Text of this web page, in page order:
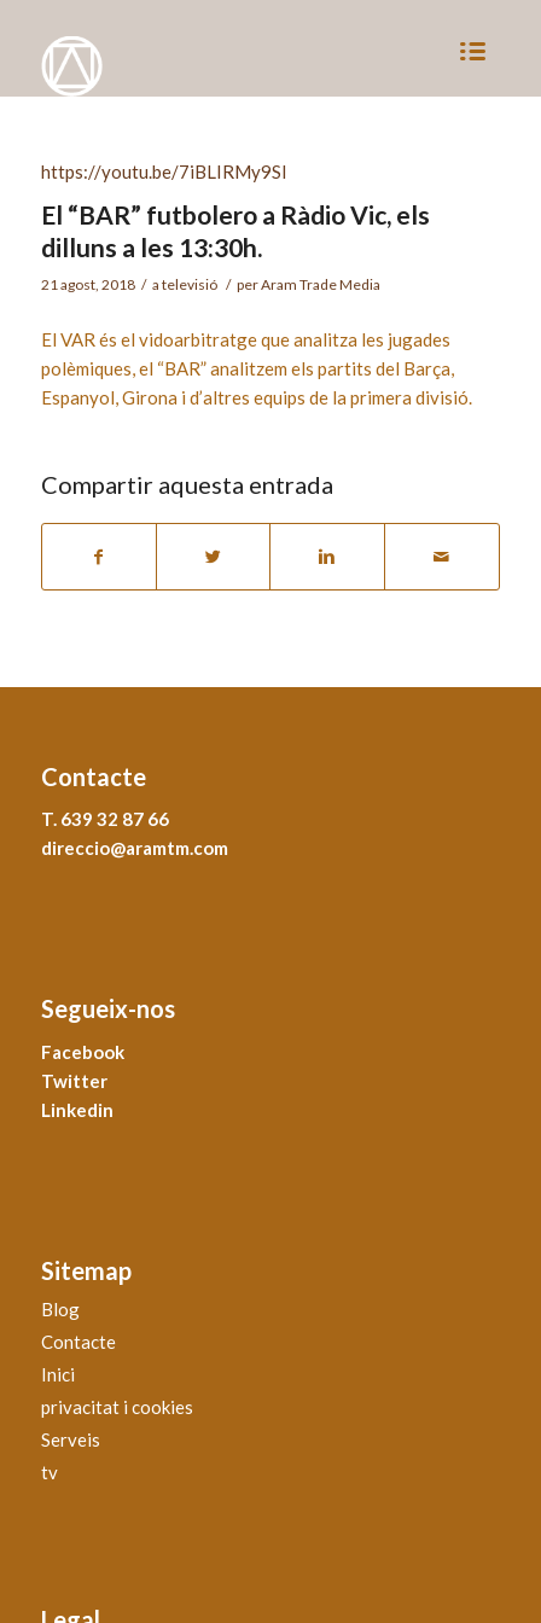
https://youtu.be/7iBLIRMy9SI
El “BAR” futbolero a Ràdio Vic, els
dilluns a les 13:30h.
21 agost, 2018 / a televisió / perAram Trade Media
El VAR és el vidoarbitratge que analitza les jugades
polèmiques, el “BAR” analitzem els partits del Barça,
Espanyol, Girona i d’altres equips de la primera divisió.
Compartir aquesta entrada
Contacte
T. 639 32 87 66
direccio@aramtm.com
Segueix-nos
Facebook
Twitter
Linkedin
Sitemap
Blog
Contacte
Inici
privacitat i cookies
Serveis
tv